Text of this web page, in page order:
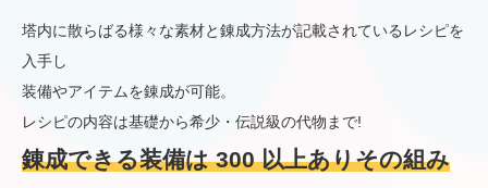
塔内に散らばる様々な素材と錬成方法が記載されているレシピを
入手し
装備やアイテムを錬成が可能。
レシピの内容は基礎から希少・伝説級の代物まで!
錬成できる装備は 300 以上ありその組み